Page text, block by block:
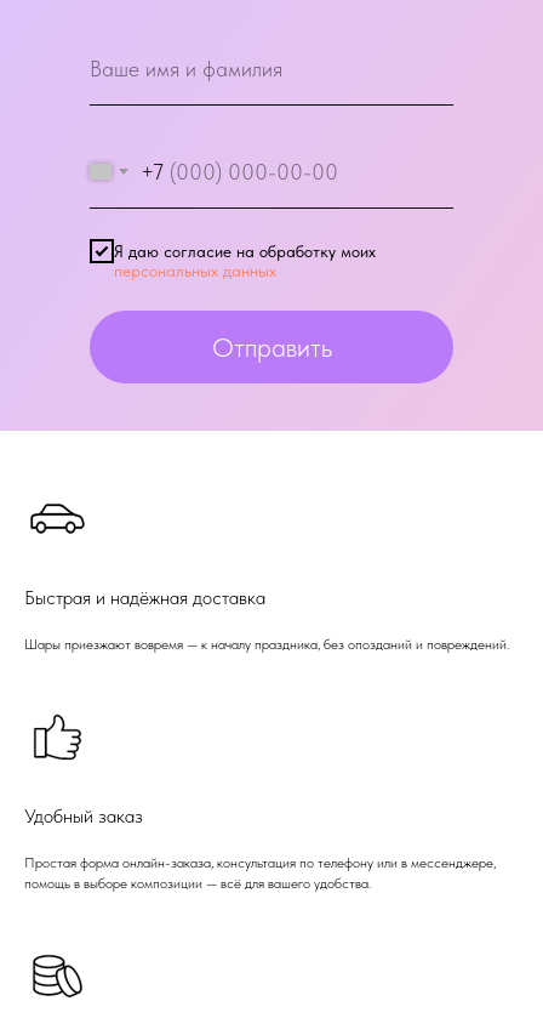
+7
Я даю согласие на обработку моих
персональных данных
Отправить
Быстрая и надёжная доставка
Шары приезжают вовремя — к началу праздника, без опозданий и повреждений.
Удобный заказ
Простая форма онлайн-заказа, консультация по телефону или в мессенджере,
помощь в выборе композиции — всё для вашего удобства.